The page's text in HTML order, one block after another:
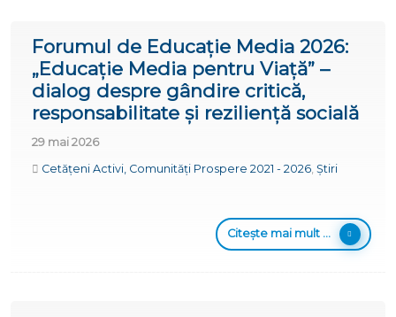
Forumul de Educație Media 2026:
„Educație Media pentru Viață” –
dialog despre gândire critică,
responsabilitate și reziliență socială
29 mai 2026
Cetățeni Activi, Comunități Prospere 2021 - 2026 Știri
Citește mai mult ...